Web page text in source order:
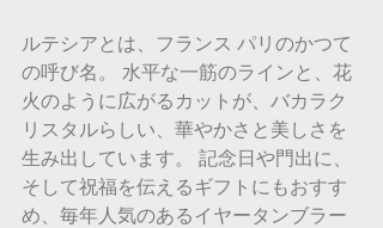
ルテシアとは、フランス パリのかつて
の呼び名。 水平な一筋のラインと、花
火のように広がるカットが、バカラク
リスタルらしい、華やかさと美しさを
生み出しています。 記念日や門出に、
そして祝福を伝えるギフトにもおすす
め、毎年人気のあるイヤータンブラー